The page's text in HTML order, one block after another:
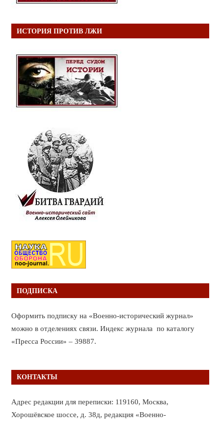
ИСТОРИЯ ПРОТИВ ЛЖИ
ПОДПИСКА
Оформить подписку на «Военно-исторический журнал»
можно в отделениях связи. Индекс журнала по каталогу
«Пресса России» – 39887.
КОНТАКТЫ
Адрес редакции для переписки: 119160, Москва,
Хорошёвское шоссе, д. 38д, редакция «Военно-